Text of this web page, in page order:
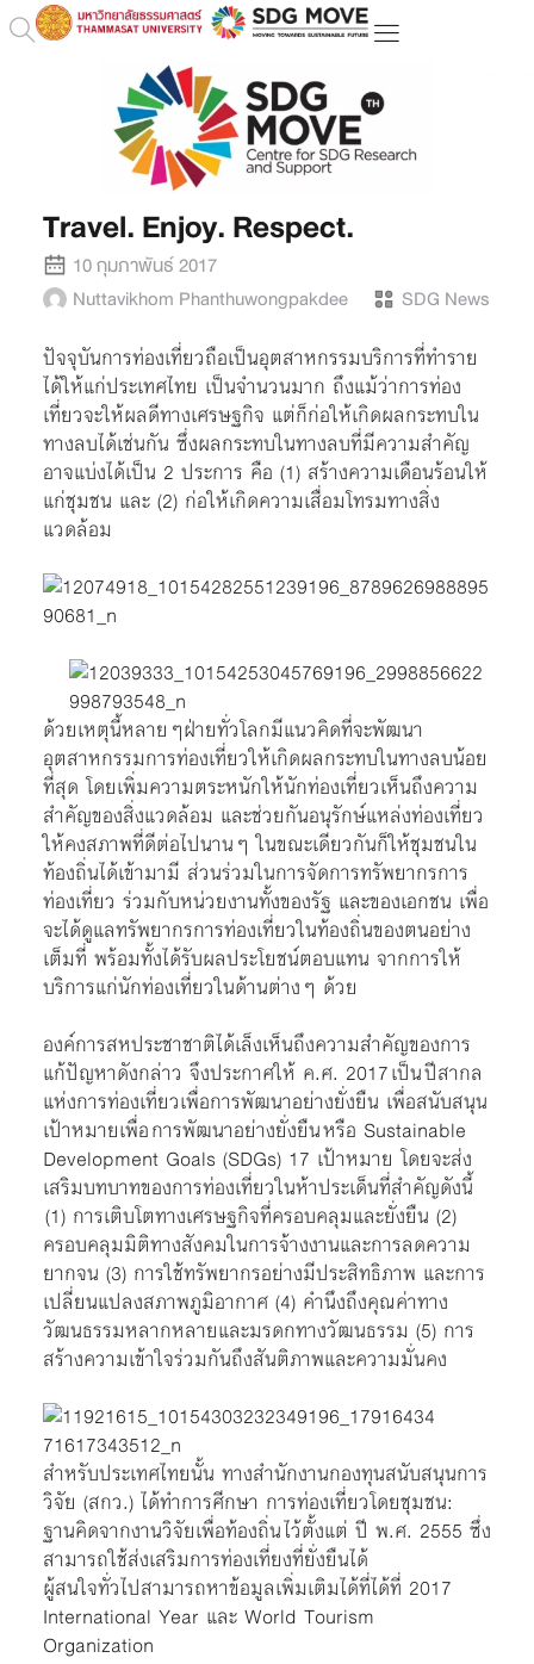
Travel. Enjoy. Respect.
10 กุมภาพันธ์ 2017
Nuttavikhom Phanthuwongpakdee
SDG News
ปัจจุบันการท่องเที่ยวถือเป็นอุตสาหกรรมบริการที่ทำราย
ได้ให้แก่ประเทศไทย เป็นจำนวนมาก ถึงแม้ว่าการท่อง
เที่ยวจะให้ผลดีทางเศรษฐกิจ แต่ก็ก่อให้เกิดผลกระทบใน
ทางลบได้เช่นกัน ซึ่งผลกระทบในทางลบที่มีความสำคัญ
อาจแบ่งได้เป็น 2 ประการ คือ (1) สร้างความเดือนร้อนให้
แก่ชุมชน และ (2) ก่อให้เกิดความเสื่อมโทรมทางสิ่ง
แวดล้อม
ด้วยเหตุนี้หลายๆฝ่ายทั่วโลกมีแนวคิดที่จะพัฒนา
อุตสาหกรรมการท่องเที่ยวให้เกิดผลกระทบในทางลบน้อย
ที่สุด โดยเพิ่มความตระหนักให้นักท่องเที่ยวเห็นถึงความ
สำคัญของสิ่งแวดล้อม และช่วยกันอนุรักษ์แหล่งท่องเที่ยว
ให้คงสภาพที่ดีต่อไปนานๆ ในขณะเดียวกันก็ให้ชุมชนใน
ท้องถิ่นได้เข้ามามี ส่วนร่วมในการจัดการทรัพยากรการ
ท่องเที่ยว ร่วมกับหน่วยงานทั้งของรัฐ และของเอกชน เพื่อ
จะได้ดูแลทรัพยากรการท่องเที่ยวในท้องถิ่นของตนอย่าง
เต็มที่ พร้อมทั้งได้รับผลประโยชน์ตอบแทน จากการให้
บริการแก่นักท่องเที่ยวในด้านต่างๆ ด้วย
องค์การสหประชาชาติได้เล็งเห็นถึงความสำคัญของการ
แก้ปัญหาดังกล่าว จึงประกาศให้ ค.ศ. 2017 เป็นปีสากล
แห่งการท่องเที่ยวเพื่อการพัฒนาอย่างยั่งยืน เพื่อสนับสนุน
เป้าหมายเพื่อการพัฒนาอย่างยั่งยืนหรือ Sustainable
Development Goals (SDGs) 17 เป้าหมาย โดยจะส่ง
เสริมบทบาทของการท่องเที่ยวในห้าประเด็นที่สำคัญดังนี้
(1) การเติบโตทางเศรษฐกิจที่ครอบคลุมและยั่งยืน (2)
ครอบคลุมมิติทางสังคมในการจ้างงานและการลดความ
ยากจน (3) การใช้ทรัพยากรอย่างมีประสิทธิภาพ และการ
เปลี่ยนแปลงสภาพภูมิอากาศ (4) คำนึงถึงคุณค่าทาง
วัฒนธรรมหลากหลายและมรดกทางวัฒนธรรม (5) การ
สร้างความเข้าใจร่วมกันถึงสันติภาพและความมั่นคง
สำหรับประเทศไทยนั้น ทางสำนักงานกองทุนสนับสนุนการ
วิจัย (สกว.) ได้ทำการศีกษา การท่องเที่ยวโดยชุมชน:
ฐานคิดจากงานวิจัยเพื่อท้องถิ่นไว้ตั้งแต่ ปี พ.ศ. 2555 ซึ่ง
สามารถใช้ส่งเสริมการท่องเที่ยงที่ยั่งยืนได้
ผู้สนใจทั่วไปสามารถหาข้อมูลเพิ่มเติมได้ที่ได้ที่ 2017
International Year และ World Tourism
Organization